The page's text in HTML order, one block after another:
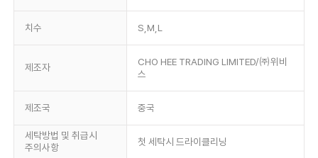
치수 S,M,L
제조자
CHO HEE TRADING LIMITED/㈜위비
스
제조국 중국
세탁방법 및 취급시
주의사항
첫 세탁시 드라이클리닝